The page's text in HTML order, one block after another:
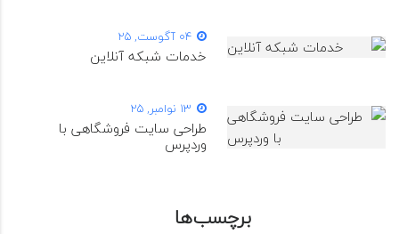
04 آگوست, 25
خدمات شبکه آنلاین
13 نوامبر, 25
طراحی سایت فروشگاهی با
وردپرس
برچسب‌ها